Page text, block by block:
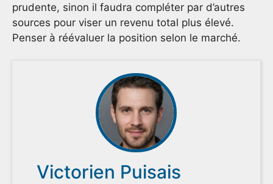
prudente, sinon il faudra compléter par d’autres
sources pour viser un revenu total plus élevé.
Penser à réévaluer la position selon le marché.
Victorien Puisais